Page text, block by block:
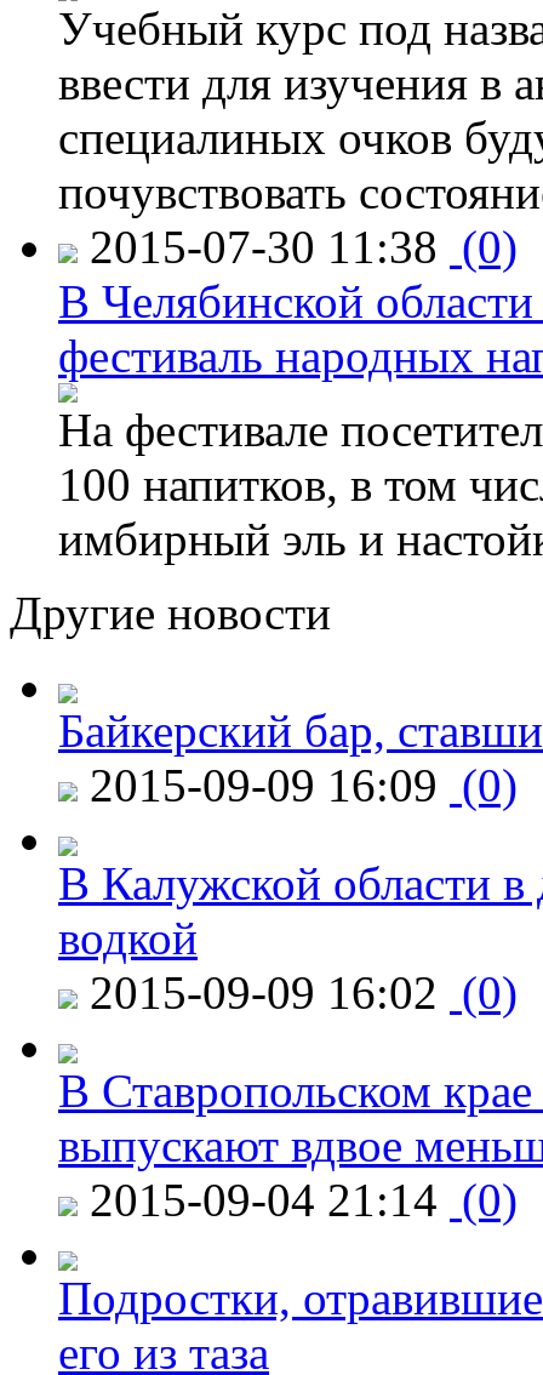
Учебный курс под
ввести для изучения
специалиных очков
почувствовать
2015-07-30 11:38 (0)
В Челябинской
фестиваль народных
На фестивале
100 напитков, в том
имбирный эль и
Другие новости
Байкерский бар,
2015-09-09 16:09 (0)
В Калужской области в
водкой
2015-09-09 16:02 (0)
В Ставропольском
выпускают вдвое
2015-09-04 21:14 (0)
Подростки,
его из таза